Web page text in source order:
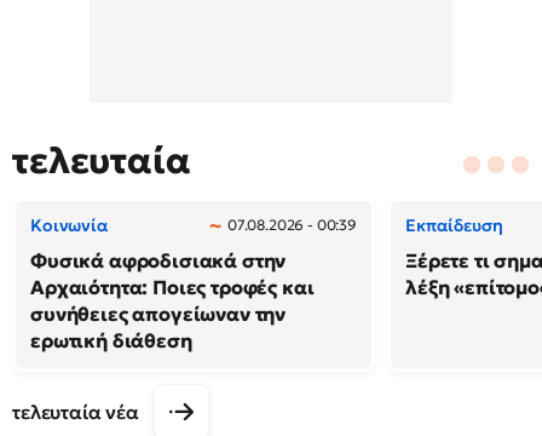
τελευταία
Κοινωνία 07.08.2026 - 00:39
Φυσικά αφροδισιακά στην
Αρχαιότητα: Ποιες τροφές και
συνήθειες απογείωναν την
ερωτική διάθεση
Εκπαίδευση
Ξέρετε τι
λέξη
τελευταία νέα